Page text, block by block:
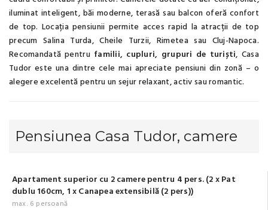
iluminat inteligent, băi moderne, terasă sau balcon oferă confort
de top. Locația pensiunii permite acces rapid la atracții de top
precum Salina Turda, Cheile Turzii, Rimetea sau Cluj-Napoca.
Recomandată pentru familii, cupluri, grupuri de turiști, Casa
Tudor este una dintre cele mai apreciate pensiuni din zonă – o
alegere excelentă pentru un sejur relaxant, activ sau romantic.
Pensiunea Casa Tudor, camere
Apartament superior cu 2 camere pentru 4 pers. (2 x Pat
dublu 160cm, 1 x Canapea extensibilă (2 pers))
max. 6 persoană